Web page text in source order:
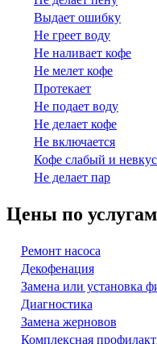
Выдает ошибку
Не греет воду
Не наливает кофе
Не мелет кофе
Протекает
Не подает воду
Не делает кофе
Не включается
Кофе слабый и
Не делает пар
Цены по услугам
Ремонт насоса
Декофенация
Замена или установка
Диагностика
Замена жерновов
Комплексная